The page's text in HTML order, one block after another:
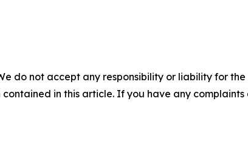
do not accept any responsibility or liability for
in this article. If you have any complaints